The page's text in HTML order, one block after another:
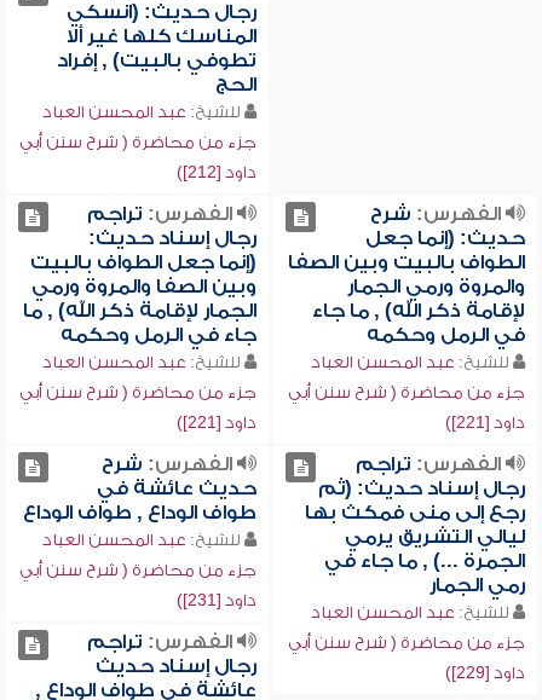
رجال حديث: (انسكي
المناسك كلها غير ألا
تطوفي بالبيت) , إفراد
الحج
للشيخ: عبد المحسن العباد
جزء من محاضرة ( شرح سنن أبي
داود [212])
الفهرس: شرح
حديث: (إنما جعل
الطواف بالبيت وبين الصفا
والمروة ورمي الجمار
لإقامة ذكر الله) , ما جاء
في الرمل وحكمه
للشيخ: عبد المحسن العباد
جزء من محاضرة ( شرح سنن أبي
داود [221])
الفهرس: تراجم
رجال إسناد حديث:
(إنما جعل الطواف بالبيت
وبين الصفا والمروة ورمي
الجمار لإقامة ذكر الله) , ما
جاء في الرمل وحكمه
للشيخ: عبد المحسن العباد
جزء من محاضرة ( شرح سنن أبي
داود [221])
الفهرس: تراجم
رجال إسناد حديث: (ثم
رجع إلى منى فمكث بها
ليالي التشريق يرمي
الجمرة ...) , ما جاء في
رمي الجمار
للشيخ: عبد المحسن العباد
جزء من محاضرة ( شرح سنن أبي
داود [229])
الفهرس: شرح
حديث عائشة في
طواف الوداع , طواف الوداع
للشيخ: عبد المحسن العباد
جزء من محاضرة ( شرح سنن أبي
داود [231])
الفهرس: تراجم
رجال إسناد حديث
عائشة في طواف الوداع ,